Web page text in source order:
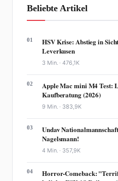
Beliebte Artikel
01
HSV Krise: Abstieg in
Leverkusen
3 Min. ·476,1K
02
Apple Mac mini M4 Test:
Kaufberatung (2026)
9 Min. · 383,9K
03
Undav
Nagelsmann!
4 Min. · 357,9K
04
Horror-Comeback: